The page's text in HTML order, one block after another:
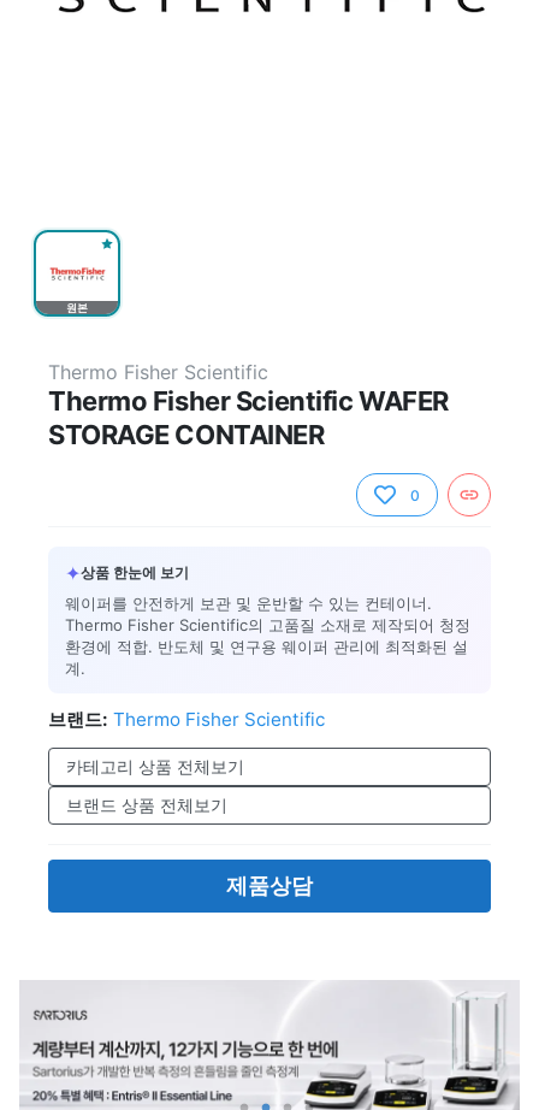
원본
Thermo Fisher Scientific
Thermo Fisher Scientific WAFER
STORAGE CONTAINER
0
✦상품 한눈에 보기
웨이퍼를 안전하게 보관 및 운반할 수 있는 컨테이너.
Thermo Fisher Scientific의 고품질 소재로 제작되어 청정
환경에 적합. 반도체 및 연구용 웨이퍼 관리에 최적화된 설
계.
브랜드: Thermo Fisher Scientific
카테고리 상품 전체보기
브랜드 상품 전체보기
제품상담